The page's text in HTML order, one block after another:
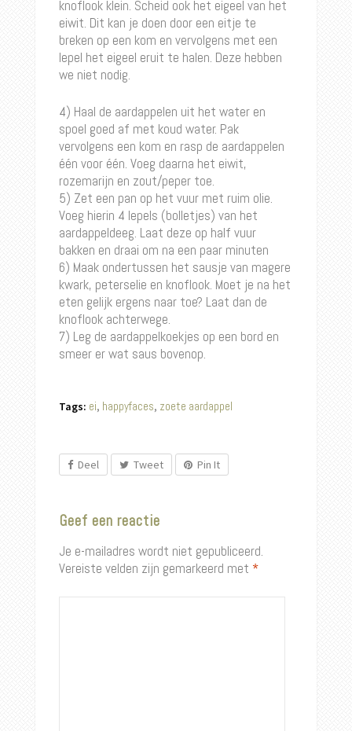
knoflook klein. Scheid ook het eigeel van het
eiwit. Dit kan je doen door een eitje te
breken op een kom en vervolgens met een
lepel het eigeel eruit te halen. Deze hebben
we niet nodig.
4) Haal de aardappelen uit het water en
spoel goed af met koud water. Pak
vervolgens een kom en rasp de aardappelen
één voor één. Voeg daarna het eiwit,
rozemarijn en zout/peper toe.
5) Zet een pan op het vuur met ruim olie.
Voeg hierin 4 lepels (bolletjes) van het
aardappeldeeg. Laat deze op half vuur
bakken en draai om na een paar minuten
6) Maak ondertussen het sausje van magere
kwark, peterselie en knoflook. Moet je na het
eten gelijk ergens naar toe? Laat dan de
knoflook achterwege.
7) Leg de aardappelkoekjes op een bord en
smeer er wat saus bovenop.
Tags: ei, happyfaces, zoete aardappel
Deel Tweet Pin It
Geef een reactie
Je e-mailadres wordt niet gepubliceerd.
Vereiste velden zijn gemarkeerd met *